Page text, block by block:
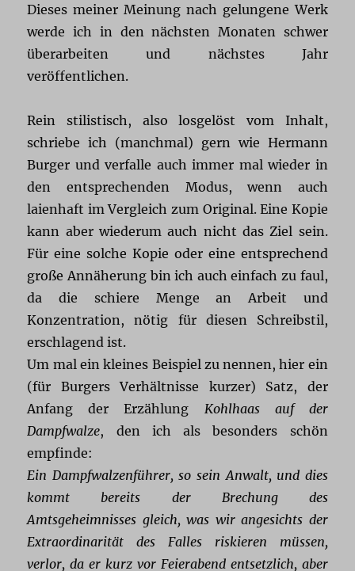
Dieses meiner Meinung nach gelungene Werk
werde ich in den nächsten Monaten schwer
überarbeiten und nächstes Jahr
veröffentlichen.
Rein stilistisch, also losgelöst vom Inhalt,
schriebe ich (manchmal) gern wie Hermann
Burger und verfalle auch immer mal wieder in
den entsprechenden Modus, wenn auch
laienhaft im Vergleich zum Original. Eine Kopie
kann aber wiederum auch nicht das Ziel sein.
Für eine solche Kopie oder eine entsprechend
große Annäherung bin ich auch einfach zu faul,
da die schiere Menge an Arbeit und
Konzentration, nötig für diesen Schreibstil,
erschlagend ist.
Um mal ein kleines Beispiel zu nennen, hier ein
(für Burgers Verhältnisse kurzer) Satz, der
Anfang der Erzählung Kohlhaas auf der
Dampfwalze, den ich als besonders schön
empfinde:
Ein Dampfwalzenführer, so sein Anwalt, und dies
kommt bereits der Brechung des
Amtsgeheimnisses gleich, was wir angesichts der
Extraordinarität des Falles riskieren müssen,
verlor, da er kurz vor Feierabend entsetzlich, aber